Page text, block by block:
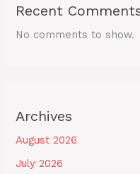
Recent
No comments to show.
Archives
August 2026
July 2026